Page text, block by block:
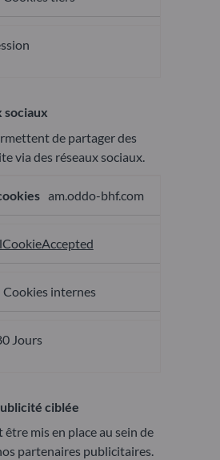
sociaux
de partager des
via des réseaux sociaux.
am.oddo-bhf.com
Cookies internes
Jours
ciblée
mis en place au sein de
partenaires publicitaires.